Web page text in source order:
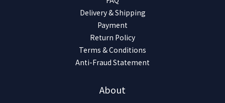
Delivery & Shipping
Payment
Return Policy
Terms & Conditions
Anti-Fraud Statement
About